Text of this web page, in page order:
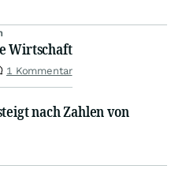
Wirtschaft
1 Kommentar
nach Zahlen von